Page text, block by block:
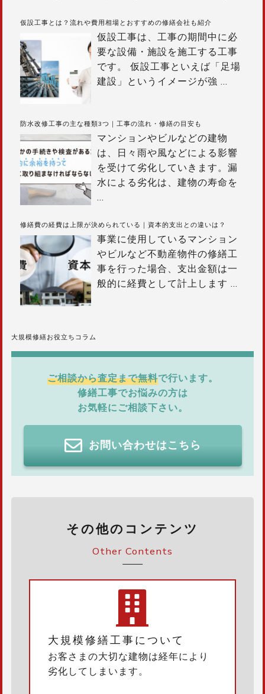
ン
仮設工事とは？流れや費用相場とおすすめの修繕会社も紹介
仮設工事は、工事の期間中に必
要な設備・施設を施工する工事
です。 仮設工事といえば「足場
建設」というイメージが強 …
防水改修工事の主な種類3つ｜工事の流れ・修繕の目安も
マンションやビルなどの建物
は、日々雨や風などによる影響
を受けて劣化していきます。漏
水による劣化は、建物の寿命を
…
修繕費の経費は上限が決められている｜資本的支出との違いは？
事業に使用しているマンション
やビルなど不動産物件の修繕工
事を行った場合、支出金額は一
般的に経費として計上します …
大規模修繕お役立ちコラム
ご相談から査定まで無料で行います。
修繕工事でお悩みの方は
お気軽にご相談下さい。
お問い合わせはこちら
その他のコンテンツ
Other Contents
大規模修繕工事について
お客さまの大切な建物は経年により
劣化してしまいます。